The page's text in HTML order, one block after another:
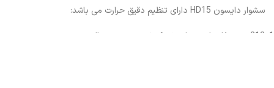
سشوار دایسون HD15 دارای تنظیم دقیق حرارت می باشد:
212 درجه فارنهایت: برای خشک شدن سریع و حالت دهی